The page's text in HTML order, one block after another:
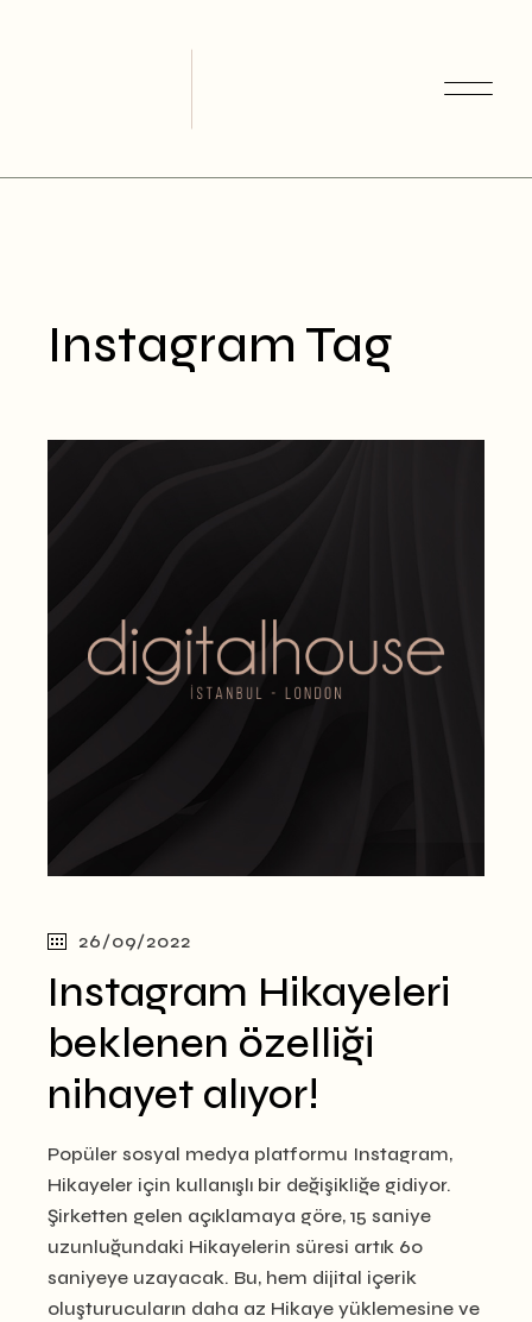
Instagram Tag
26/09/2022
Instagram Hikayeleri
beklenen özelliği
nihayet alıyor!
Popüler sosyal medya platformu Instagram,
Hikayeler için kullanışlı bir değişikliğe gidiyor.
Şirketten gelen açıklamaya göre, 15 saniye
uzunluğundaki Hikayelerin süresi artık 60
saniyeye uzayacak. Bu, hem dijital içerik
oluşturucuların daha az Hikaye yüklemesine ve